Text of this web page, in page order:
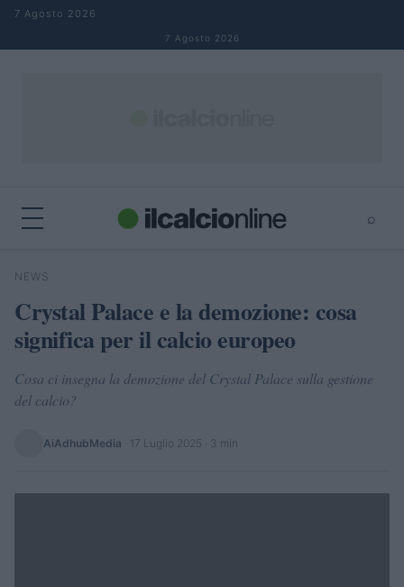
Salta al contenuto
7 Agosto 2026
7 Agosto 2026
⌕
Cerca
NEWS
Crystal Palace e la demozione: cosa
significa per il calcio europeo
Cosa ci insegna la demozione del Crystal Palace sulla gestione
del calcio?
AiAdhubMedia 17 Luglio 2025 · 3 min